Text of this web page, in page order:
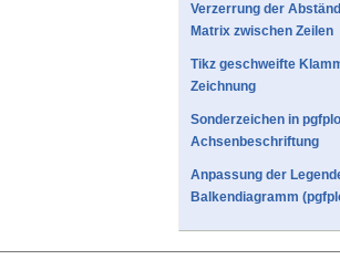
Verzerrung der
Matrix zwischen Zeilen
Tikz geschweifte
Zeichnung
Sonderzeichen in
Achsenbeschriftung
Anpassung der
Balkendiagramm